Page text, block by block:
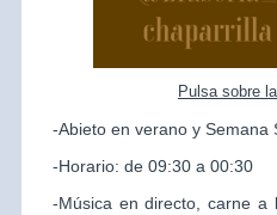
Pulsa sobre
-Abieto en verano y Semana
-Horario: de 09:30 a 00:30
-Música en directo, carne a